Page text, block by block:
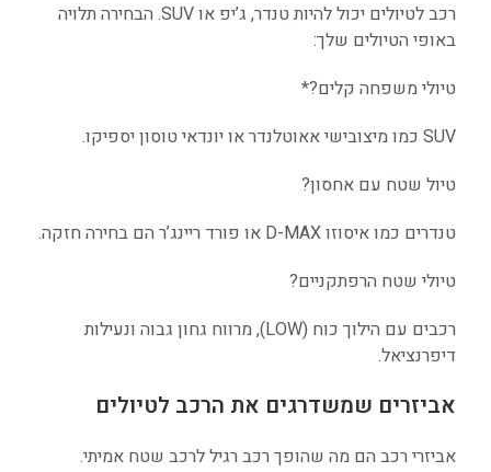
רכב לטיולים יכול להיות טנדר, ג’יפ או SUV. הבחירה תלויה
באופי הטיולים שלך:
טיולי משפחה קלים?*
SUV כמו מיצובישי אאוטלנדר או יונדאי טוסון יספיקו.
טיול שטח עם אחסון?
טנדרים כמו איסוזו D-MAX או פורד ריינג’ר הם בחירה חזקה.
טיולי שטח הרפתקניים?
רכבים עם הילוך כוח (LOW), מרווח גחון גבוה ונעילות
דיפרנציאל.
אביזרים שמשדרגים את הרכב לטיולים
אביזרי רכב הם מה שהופך רכב רגיל לרכב שטח אמיתי.